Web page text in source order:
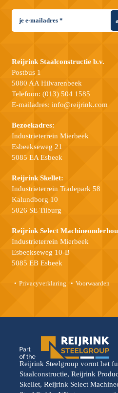
Reijrink Staalconstructie b.v.
Postbus 1
5080 AA Hilvarenbeek
Telefoon: (013) 504 1585
E-mailadres: info@reijrink.com
Bezoekadres:
Industrieterrein Mierbeek
Esbeekseweg 21
5085 EA Esbeek
Reijrink Skellet:
Industrieterrein Tradepark 58
Kalundborg 10
5026 SE Tilburg
Reijrink Select
Industrieterrein Mierbeek
Esbeekseweg 10-B
5085 EB Esbeek
Privacyverklaring Voorwaarden
Reijrink Steelgroup vormt het
Staalconstructie, Reijrink
Skellet, Reijrink Select